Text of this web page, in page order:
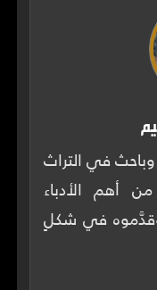
في التراث
أهم الأدباء
وقدَّموه في شكلٍ